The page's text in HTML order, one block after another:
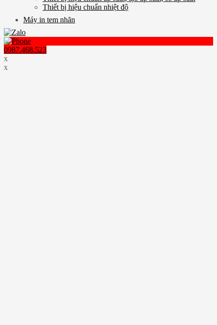
Thiết bị hiệu chuẩn nhiệt độ
Máy in tem nhãn
0987.468.523
x
x